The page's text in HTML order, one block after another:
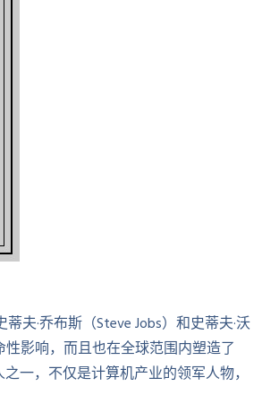
夫·乔布斯（Steve Jobs）和史蒂夫·沃
影响，而且也在全球范围内塑造了
一，不仅是计算机产业的领军人物，